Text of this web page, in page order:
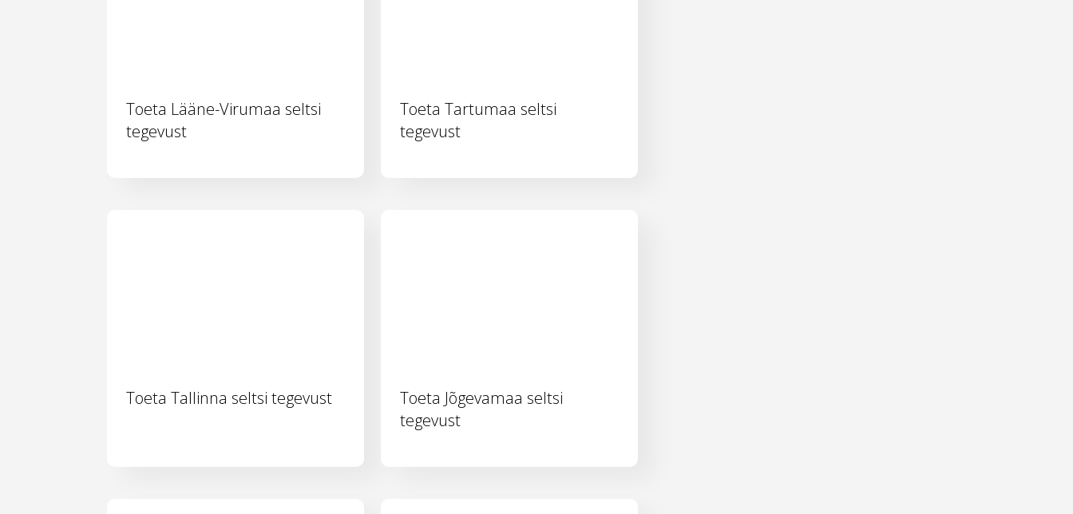
Toeta Lääne-Virumaa seltsi
tegevust
Toeta Tartumaa seltsi
tegevust
Toeta Tallinna seltsi tegevust
Toeta Jõgevamaa seltsi
tegevust